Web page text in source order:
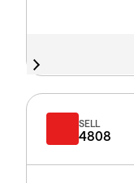
SELL
4808